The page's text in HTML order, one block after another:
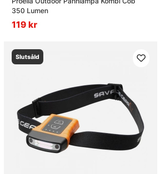
350 Lumen
119 kr
Slutsåld